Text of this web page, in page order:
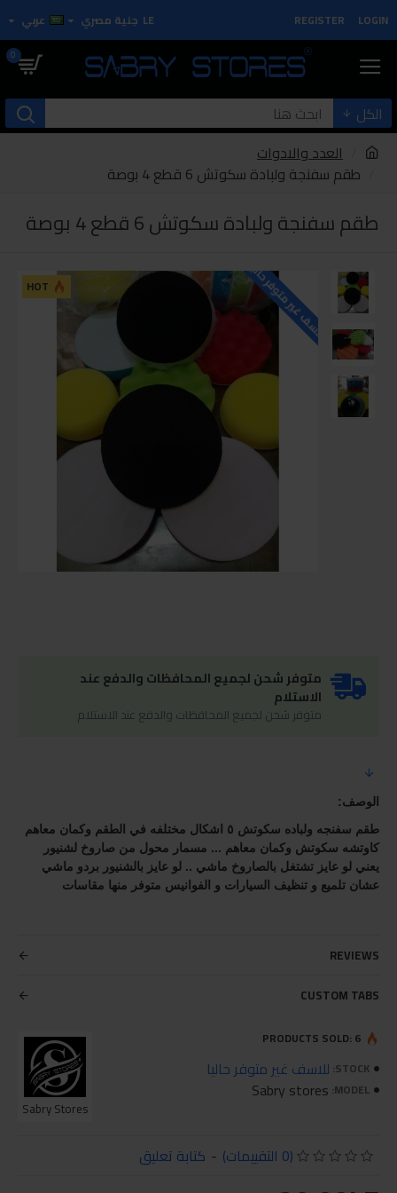
LOGIN
REGISTER
LE جنية مصري عربي
0
الكل
العدد والادوات
طقم سفنجة ولبادة سكوتش 6 قطع 4 بوصة
طقم سفنجة ولبادة سكوتش 6 قطع 4 بوصة
HOT للاسف غير متوفر حاليا
متوفر شحن لجميع المحافظات والدفع عند
الاستلام
متوفر شحن لجميع المحافظات والدفع عند الاستلام
الوصف:
عشان تلميع و تنظيف السيارات و الفوانيس متوفر منها مقاسات
REVIEWS
CUSTOM TABS
STOCK: للاسف غير متوفر حاليا
MODEL:
Sabry stores
Sabry Stores
PRODUCTS SOLD: 6
(0 التقييمات) - كتابة تعليق